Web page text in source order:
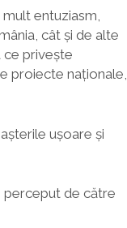
entuziasm,
cât și de alte
ce privește
proiecte naționale,
ușoare și
perceput de către